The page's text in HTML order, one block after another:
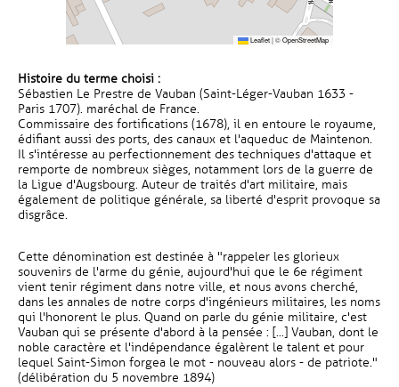
Leaflet|©OpenStreetMap
Histoire du terme choisi :
Sébastien Le Prestre de Vauban (Saint-Léger-Vauban 1633 -
Paris 1707). maréchal de France.
Commissaire des fortifications (1678), il en entoure le royaume,
édifiant aussi des ports, des canaux et l'aqueduc de Maintenon.
Il s'intéresse au perfectionnement des techniques d'attaque et
remporte de nombreux sièges, notamment lors de la guerre de
la Ligue d'Augsbourg. Auteur de traités d'art militaire, mais
également de politique générale, sa liberté d'esprit provoque sa
disgrâce.
Cette dénomination est destinée à "rappeler les glorieux
souvenirs de l'arme du génie, aujourd'hui que le 6e régiment
vient tenir régiment dans notre ville, et nous avons cherché,
dans les annales de notre corps d'ingénieurs militaires, les noms
qui l'honorent le plus. Quand on parle du génie militaire, c'est
Vauban qui se présente d'abord à la pensée : [...] Vauban, dont le
noble caractère et l'indépendance égalèrent le talent et pour
lequel Saint-Simon forgea le mot - nouveau alors - de patriote."
(délibération du 5 novembre 1894)